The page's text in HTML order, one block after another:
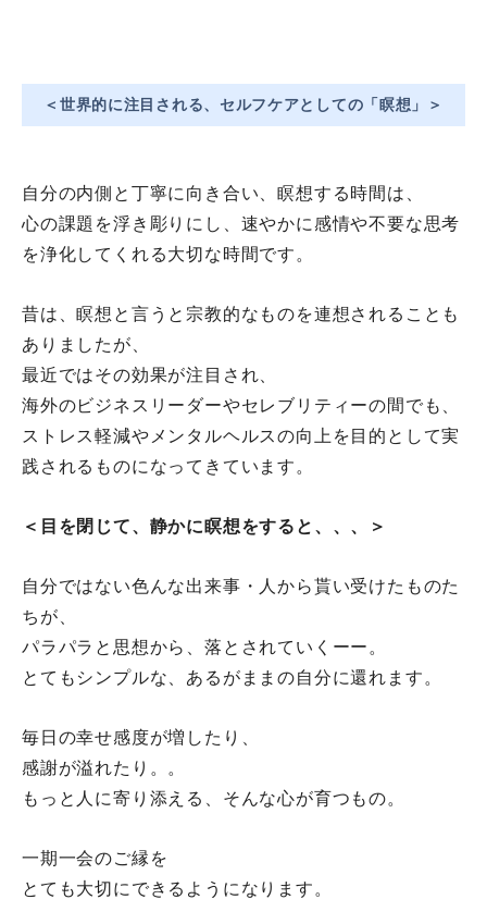
＜世界的に注目される、セルフケアとしての「瞑想」＞
自分の内側と丁寧に向き合い、瞑想する時間は、
心の課題を浮き彫りにし、 速やかに感情や不要な思考
を浄化してくれる大切な時間です。
昔は、瞑想と言うと宗教的なものを連想されることも
ありましたが、
最近ではその効果が注目され、
海外のビジネスリーダーやセレブリティーの間でも、
ストレス軽減やメンタルヘルスの向上を目的として実
践されるものになってきています。
＜目を閉じて、静かに瞑想をすると、、、＞
自分ではない色んな出来事・人から貰い受けたものた
ちが、
パラパラと思想から、落とされていくーー。
とてもシンプルな、あるがままの自分に還れます。
毎日の幸せ感度が増したり、
感謝が溢れたり。。
もっと人に寄り添える、そんな心が育つもの。
一期一会のご縁を
とても大切にできるようになります。